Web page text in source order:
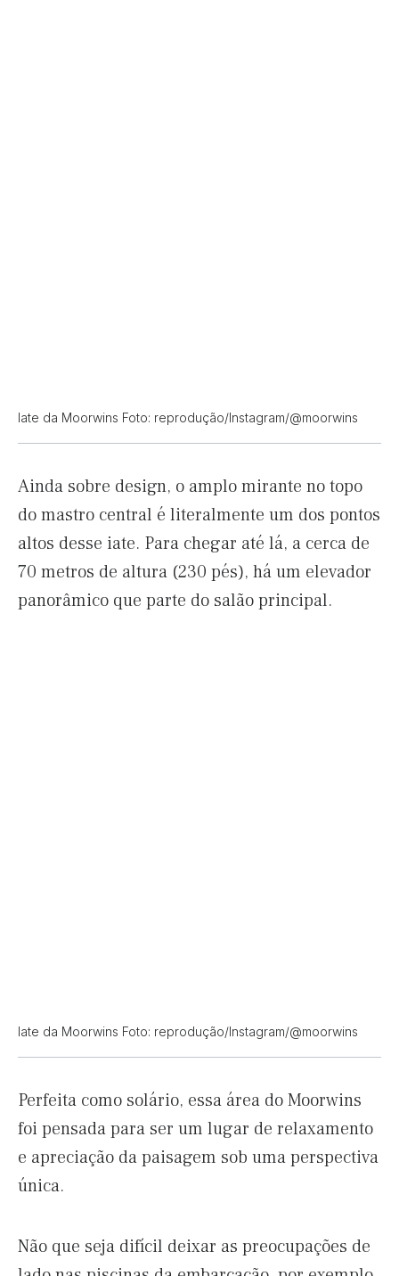
Iate da Moorwins Foto: reprodução/Instagram/@moorwins
Ainda sobre design, o amplo mirante no topo
do mastro central é literalmente um dos pontos
altos desse iate. Para chegar até lá, a cerca de
70 metros de altura (230 pés), há um elevador
panorâmico que parte do salão principal.
Iate da Moorwins Foto: reprodução/Instagram/@moorwins
Perfeita como solário, essa área do Moorwins
foi pensada para ser um lugar de relaxamento
e apreciação da paisagem sob uma perspectiva
única.
Não que seja difícil deixar as preocupações de